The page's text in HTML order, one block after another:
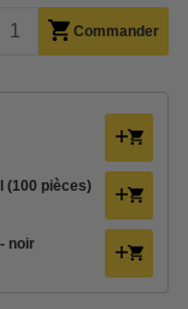
Commander
(100 pièces)
noir